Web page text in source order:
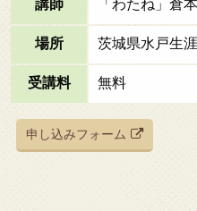
講師 「わたね」倉
場所 茨城県水戸生
受講料 無料
申し込みフォーム